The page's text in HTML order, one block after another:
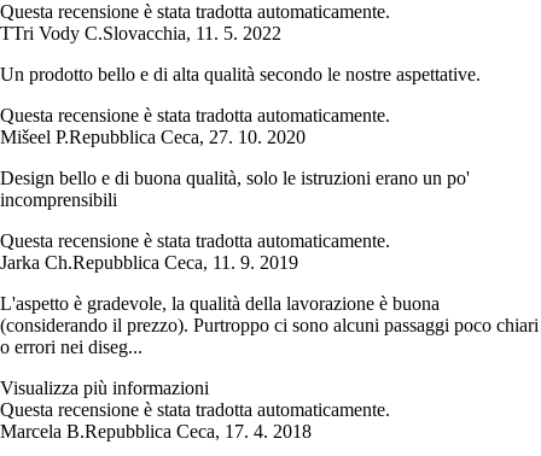
Questa recensione è stata tradotta automaticamente.
TTri Vody C.Slovacchia, 11. 5. 2022
Un prodotto bello e di alta qualità secondo le nostre aspettative.
Questa recensione è stata tradotta automaticamente.
Mišeel P.Repubblica Ceca, 27. 10. 2020
Design bello e di buona qualità, solo le istruzioni erano un po'
incomprensibili
Questa recensione è stata tradotta automaticamente.
Jarka Ch.Repubblica Ceca, 11. 9. 2019
L'aspetto è gradevole, la qualità della lavorazione è buona
(considerando il prezzo). Purtroppo ci sono alcuni passaggi poco chiari
o errori nei diseg...
Visualizza più informazioni
Questa recensione è stata tradotta automaticamente.
Marcela B.Repubblica Ceca, 17. 4. 2018